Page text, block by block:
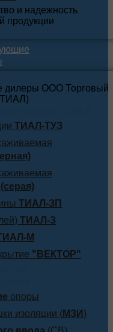
ТИАЛ-ТУЗ
ТИАЛ-ЗП
ТИАЛ-З
М
"ВЕКТОР"
опоры
изоляции (МЗИ )